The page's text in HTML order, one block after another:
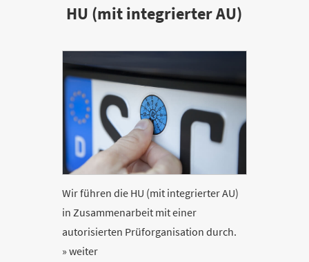
HU (mit integrierter AU)
Wir führen die HU (mit integrierter AU)
in Zusammenarbeit mit einer
autorisierten Prüforganisation durch.
» weiter